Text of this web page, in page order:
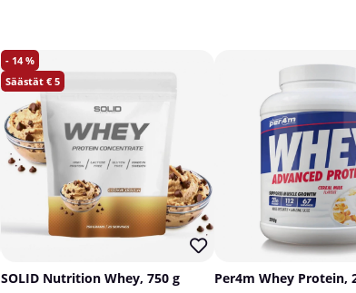
14
5
SOLID Nutrition Whey, 750 g Per4m Whey Protein,